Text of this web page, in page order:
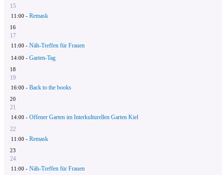
15
11:00 - Remask
16
17
11:00 - Näh-Treffen für Frauen
14:00 - Garten-Tag
18
19
16:00 - Back to the books
20
21
14:00 - Offener Garten im Interkulturellen Garten Kiel
22
11:00 - Remask
23
24
11:00 - Näh-Treffen für Frauen